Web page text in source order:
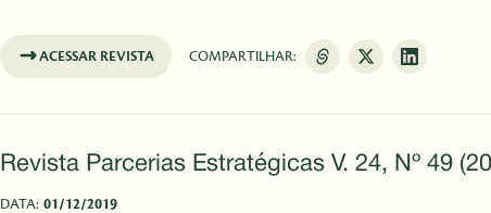
ACESSAR REVISTA COMPARTILHAR:
Revista Parcerias Estratégicas V. 24, Nº 49
DATA: 01/12/2019